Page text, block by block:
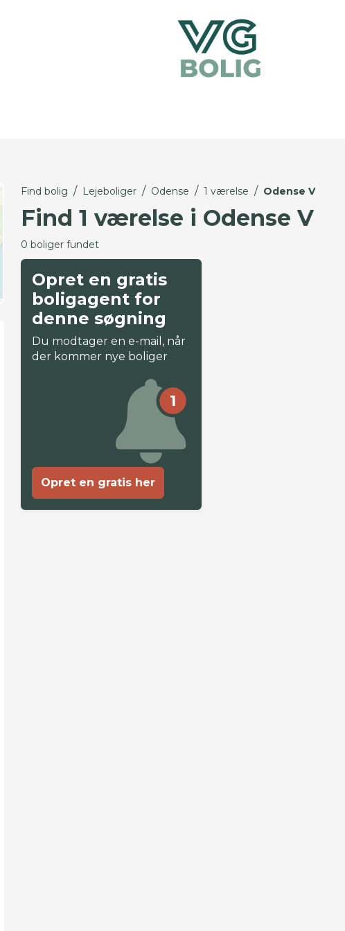
Find bolig / Lejeboliger / Odense / 1 værelse / Odense V
Find 1 værelse i Odense V
0 boliger fundet
Opret en gratis
boligagent for
denne søgning
Du modtager en e-mail, når
der kommer nye boliger
1
Opret en gratis her